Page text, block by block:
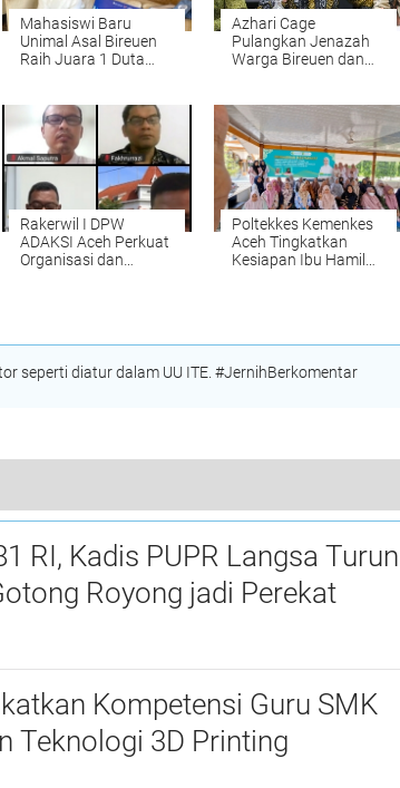
Mahasiswi Baru
Unimal Asal Bireuen
Raih Juara 1 Duta
Lhokseumawe ke
Tingkat Nasional
Azhari Cage
Pulangkan Jenazah
Warga Bireuen dan
Rakerwil I DPW
ADAKSI Aceh Perkuat
Organisasi dan
Poltekkes Kemenkes
Aceh Tingkatkan
Kesiapan Ibu Hamil
seperti diatur dalam UU ITE. #JernihBerkomentar
Bupati Bireuen Pimpin Upacara Hardiknas 2025: Tegaskan Komitmen Pendidikan Berkualitas
RI, Kadis PUPR Langsa Turun
Royong jadi Perekat
Kompetensi Guru SMK
Teknologi 3D Printing